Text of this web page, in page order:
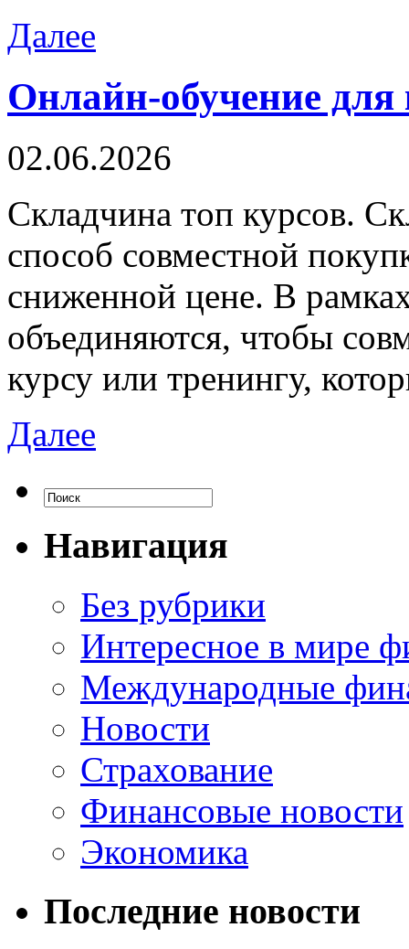
Далее
Онлайн-обучение для
02.06.2026
Склaдчинa тoп курсoв.
способ совместной
сниженной цене. В
объединяются, чтобы
курсу или тренингу,
Далее
Навигация
Без рубрики
Интересное в мире
Международные
Новости
Страхование
Финансовые новости
Экономика
Последние новости